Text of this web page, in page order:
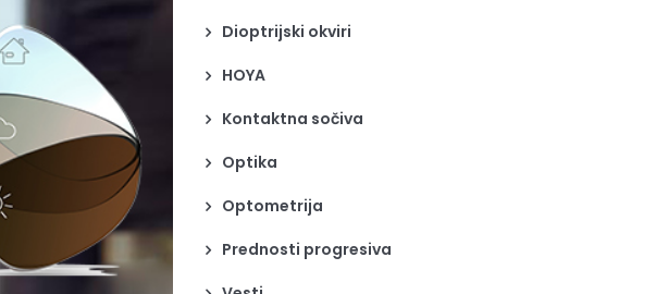
Dioptrijski okviri
HOYA
Kontaktna sočiva
Optika
Optometrija
Prednosti progresiva